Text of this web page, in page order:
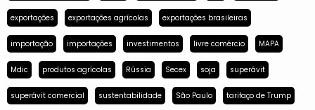
exportações exportações agrícolas exportações brasileiras
importação importações investimentos livre comércio MAPA
Mdic produtos agrícolas Rússia Secex soja superávit
superávit comercial sustentabilidade São Paulo tarifaço de Trump